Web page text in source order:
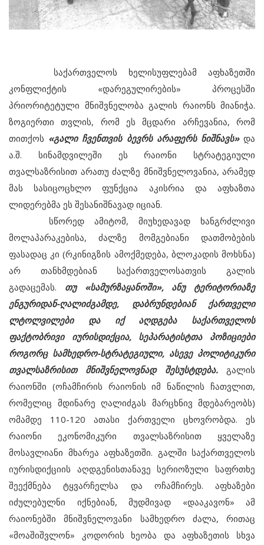
საქართველოს ხელისუფლებამ აფხაზეთში
კონფლიქტის «დარეგულირების» პროცესში
პრიორიტეტული მნიშვნელობა გალის რაიონს მიანიჭა.
ზოგიერთი თვლის, რომ ეს მცდარი არჩევანია, რომ
თითქოს «გალი ჩვენთვის ბევრს არაფერს ნიშნავს»და
ა.შ. სინამდვილეში ეს რაიონი სტრატეგიული
თვალსაზრისით არათუ ძალზე მნიშვნელოვანია, არამედ
მას სასიცოცხლო ფუნქცია აკისრია და აფხაზთა
ლიდერებმა ეს შესანიშნავად იციან.
სწორედ ამიტომ, მიუხედავად ხანგრძლივი
მოლაპარაკებისა, ძალზე მომგებიანი დათმობების
ფასადაც კი (რკინიგზის ამოქმედება, ბლოკადის მოხსნა)
არ თანხმდებიან საქართველოსათვის გალის
გადაცემას. თუ «სამურზაყანოში», ანუ ტერიტორიაზე
ენგურიდან-ღალიძგამდე, დაბრუნდებიან ქართველი
ლტოლვილები და იქ აღდგება საქართველოს
ფაქტობრივი იურისდიქცია, სეპარატისტთა პოზიციები
როგორც სამხედრო-სტრატეგიული, ასევე პოლიტიკური
თვალსაზრისით მნიშვნელოვნად შესუსტდება.გალის
რაიონში (ოჩამჩირის რაიონის იმ ნაწილის ჩათვლით,
რომელიც მდინარე ღალიძგას მარცხნივ მდებარეობს)
ომამდე 110-120 ათასი ქართველი ცხოვრობდა. ეს
რაიონი ეკონომიკური თვალსაზრისით ყველაზე
მოსავლიანი მხარეა აფხაზეთში. გალში საქართველოს
იურისდიქციის აღდგენისთანავე სერიოზული საფრთხე
შეექმნება ტყვარჩელსა და ოჩამჩირეს. აფხაზები
იძულებულნი იქნებიან, მუდმივად «დააკავონ» ამ
რაიონებში მნიშვნელოვანი სამხედრო ძალა, რითაც
«მოაშიშვლონ» კოდორის ხეობა და აფხაზეთის სხვა